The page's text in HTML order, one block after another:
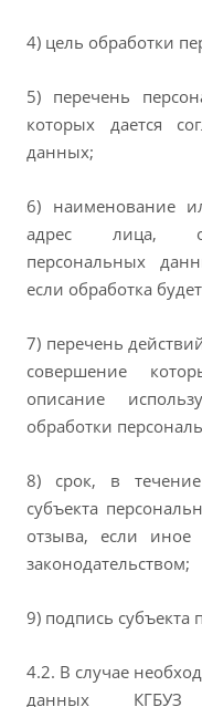
4) цель обработки
5) перечень
которых дается
данных;
6) наименование
адрес лица,
персональных
если обработка
7) перечень
совершение
описание
обработки
8) срок, в течение
субъекта
отзыва, если иное
законодательством;
9) подпись
4.2. В случае
данных КГБУЗ